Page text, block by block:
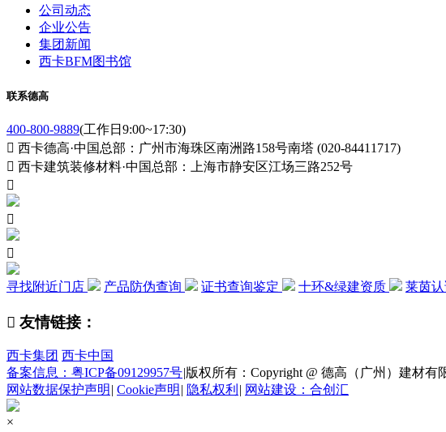
公司动态
企业公告
集团新闻
西卡BFM图书馆
联系德高
400-800-9889(工作日9:00~17:30)
 西卡德高·中国总部：广州市海珠区南洲路158号南塔 (020-84411717)
 西卡建筑装修材料·中国总部：上海市静安区江场三路252号



寻找附近门店 产品防伪查询 证书查询鉴定 十环&绿建资质 莱茵
 友情链接：
西卡集团 西卡中国
备案信息：粤ICP备09129957号|版权所有：Copyright @ 德高（广州）建材有
网站数据保护声明 | Cookie声明 | 隐私权利 | 网站建设：合创汇
×